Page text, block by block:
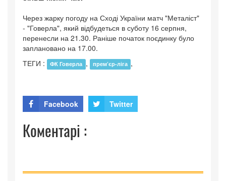
Через жарку погоду на Сході України матч "Металіст"
- "Говерла", який відбудеться в суботу 16 серпня,
перенесли на 21.30. Раніше початок поєдинку було
заплановано на 17.00.
ТЕГИ :
ФК Говерла , прем’єр-ліга ,
Facebook Twitter
Коментарі :